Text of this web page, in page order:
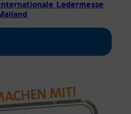
Ledermesse